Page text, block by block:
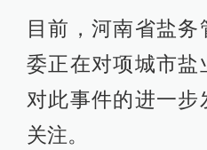
目前，河南省盐
委正在对项城市
对此事件的进一
关注。